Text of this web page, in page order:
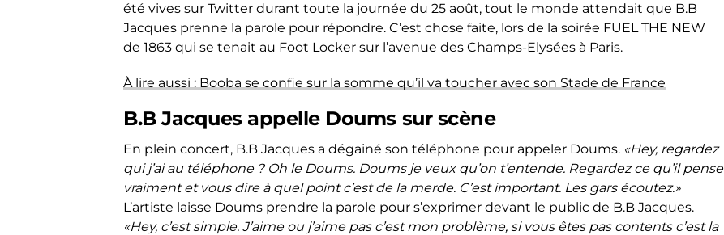
été vives sur Twitter durant toute la journée du 25 août, tout le monde attendait que B.B
Jacques prenne la parole pour répondre. C’est chose faite, lors de la soirée FUEL THE NEW
de 1863 qui se tenait au Foot Locker sur l’avenue des Champs-Elysées à Paris.
À lire aussi : Booba se confie sur la somme qu’il va toucher avec son Stade de France
B.B Jacques appelle Doums sur scène
En plein concert, B.B Jacques a dégainé son téléphone pour appeler Doums. «Hey, regardez
qui j’ai au téléphone ? Oh le Doums. Doums je veux qu’on t’entende. Regardez ce qu’il pense
vraiment et vous dire à quel point c’est de la merde. C’est important. Les gars écoutez.»
L’artiste laisse Doums prendre la parole pour s’exprimer devant le public de B.B Jacques.
«Hey, c’est simple. J’aime ou j’aime pas c’est mon problème, si vous êtes pas contents c’est la